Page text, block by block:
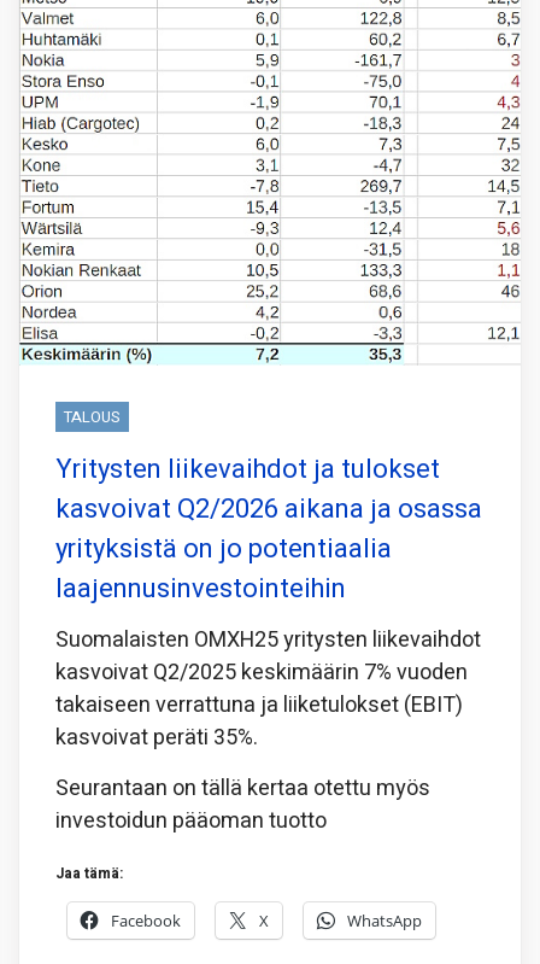
TALOUS
Yritysten liikevaihdot ja tulokset
kasvoivat Q2/2026 aikana ja osassa
yrityksistä on jo potentiaalia
laajennusinvestointeihin
Suomalaisten OMXH25 yritysten liikevaihdot
kasvoivat Q2/2025 keskimäärin 7% vuoden
takaiseen verrattuna ja liiketulokset (EBIT)
kasvoivat peräti 35%.
Seurantaan on tällä kertaa otettu myös
investoidun pääoman tuotto
Jaa tämä:
Facebook X WhatsApp